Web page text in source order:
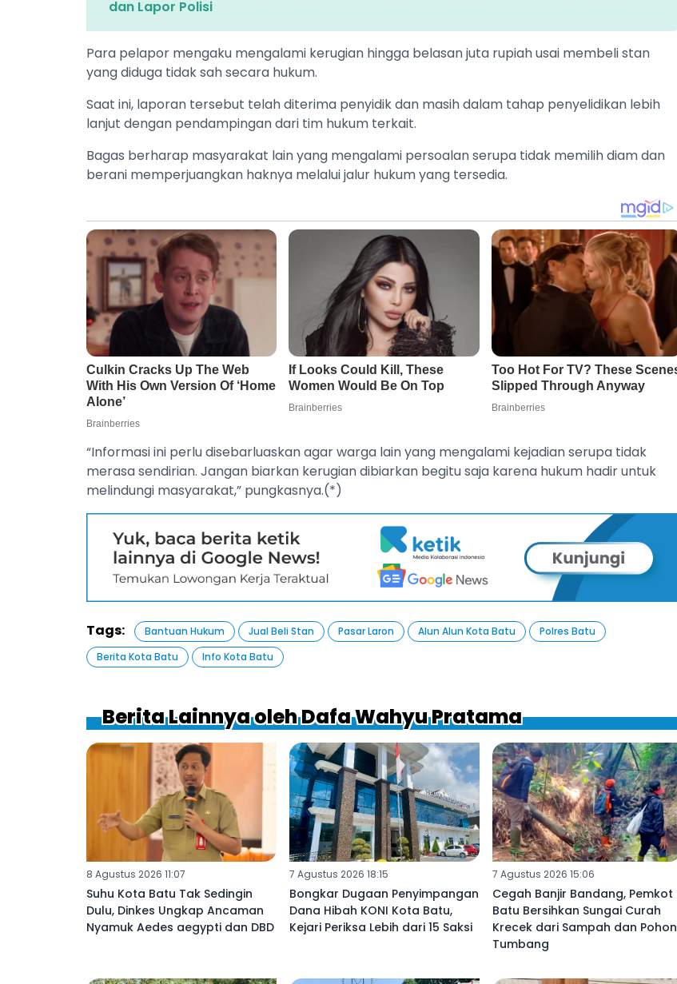
dan Lapor Polisi
Para pelapor mengaku mengalami kerugian hingga belasan juta rupiah usai membeli stan
yang diduga tidak sah secara hukum.
Saat ini, laporan tersebut telah diterima penyidik dan masih dalam tahap penyelidikan lebih
lanjut dengan pendampingan dari tim hukum terkait.
Bagas berharap masyarakat lain yang mengalami persoalan serupa tidak memilih diam dan
berani memperjuangkan haknya melalui jalur hukum yang tersedia.
“Informasi ini perlu disebarluaskan agar warga lain yang mengalami kejadian serupa tidak
merasa sendirian. Jangan biarkan kerugian dibiarkan begitu saja karena hukum hadir untuk
melindungi masyarakat,” pungkasnya.(*)
Tags: Bantuan Hukum Jual Beli Stan Pasar Laron Alun Alun Kota Batu
Polres Batu
Berita Kota Batu
Info Kota Batu
Berita Lainnya oleh Dafa Wahyu Pratama
8 Agustus 2026 11:07
Suhu Kota Batu Tak Sedingin
Dulu, Dinkes Ungkap Ancaman
Nyamuk Aedes aegypti dan DBD
7 Agustus 2026 18:15
Bongkar Dugaan Penyimpangan
Dana Hibah KONI Kota Batu,
Kejari Periksa Lebih dari 15 Saksi
7 Agustus 2026 15:06
Cegah Banjir Bandang, Pemkot
Batu Bersihkan Sungai Curah
Krecek dari Sampah dan Pohon
Tumbang